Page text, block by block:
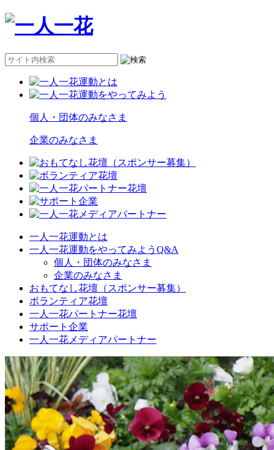
個人・団体のみなさま
企業のみなさま
一人一花運動とは
一人一花運動をやってみようQ&A
個人・団体のみなさま
企業のみなさま
おもてなし花壇（スポンサー募集）
ボランティア花壇
一人一花パートナー花壇
サポート企業
一人一花メディアパートナー